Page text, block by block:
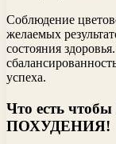
Соблюдение
желаемых
состояния
успеха.
Что есть
ПОХУДЕНИЯ!